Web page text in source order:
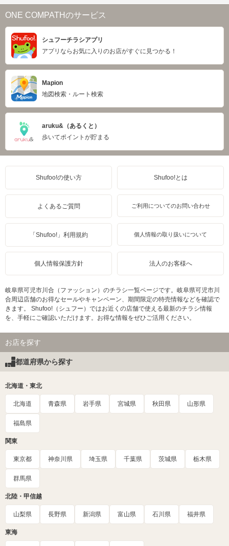
ONE COMPATHのサービス
シュフーチラシアプリ
アプリならお気に入りのお店がすぐに見つかる！
Mapion
地図検索・ルート検索
aruku&（あるくと）
歩いてポイントが貯まる
Shufoo!の使い方 Shufoo!とは
よくあるご質問 ご利用についてのお問い合わせ
「Shufoo!」利用規約 個人情報の取り扱いについて
個人情報保護方針 法人のお客様へ
岐阜県可児市川合（ファッション）のチラシ一覧ページです。岐阜県可児市川
合周辺店舗のお得なセールやキャンペーン、期間限定の特売情報などを確認で
きます。 Shufoo!（シュフー）ではお近くの店舗で使える最新のチラシ情報
を、手軽にご確認いただけます。お得な情報をぜひご活用ください。
お店を探す
都道府県から探す
北海道・東北
北海道 青森県 岩手県 宮城県 秋田県 山形県
福島県
関東
東京都 神奈川県 埼玉県 千葉県 茨城県 栃木県
群馬県
北陸・甲信越
山梨県 長野県 新潟県 富山県 石川県 福井県
東海